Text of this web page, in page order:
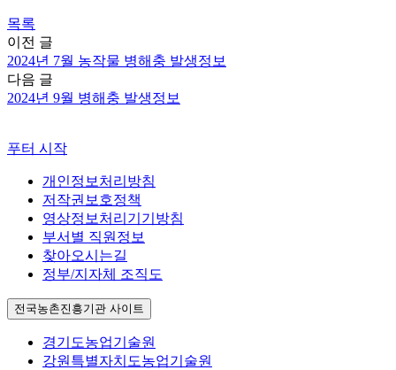
목록
이전 글
2024년 7월 농작물 병해충 발생정보
다음 글
2024년 9월 병해충 발생정보
푸터 시작
개인정보처리방침
저작권보호정책
영상정보처리기기방침
부서별 직원정보
찾아오시는길
정부/지자체 조직도
전국농촌진흥기관 사이트
경기도농업기술원
강원특별자치도농업기술원